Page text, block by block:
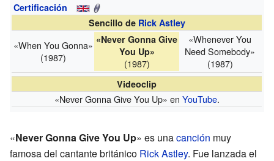
Certificación
Sencillo de Rick Astley
«When You Gonna»
(1987)
«Never Gonna Give
You Up»
(1987)
«Whenever You
Need Somebody»
(1987)
Videoclip
«Never Gonna Give You Up» en YouTube.
«Never Gonna Give You Up» es unacanción muy
famosa del cantante británico Rick Astley. Fue lanzada el